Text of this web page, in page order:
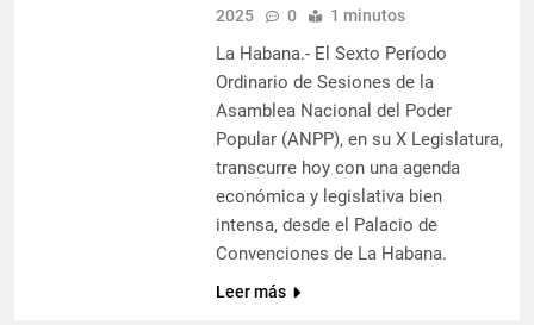
2025
0 1 minutos
La Habana.- El Sexto Período
Ordinario de Sesiones de la
Asamblea Nacional del Poder
Popular (ANPP), en su X Legislatura,
transcurre hoy con una agenda
económica y legislativa bien
intensa, desde el Palacio de
Convenciones de La Habana.
Leer más